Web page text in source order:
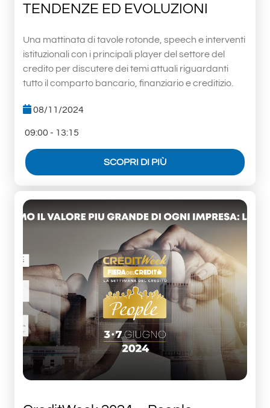
TENDENZE ED EVOLUZIONI
Una mattinata di tavole rotonde, speech e interventi
istituzionali con i principali player del settore del
credito per discutere dei temi attuali riguardanti
tutto il comparto bancario, finanziario e creditizio.
08/11/2024
09:00 - 13:15
SCOPRI DI PIÙ